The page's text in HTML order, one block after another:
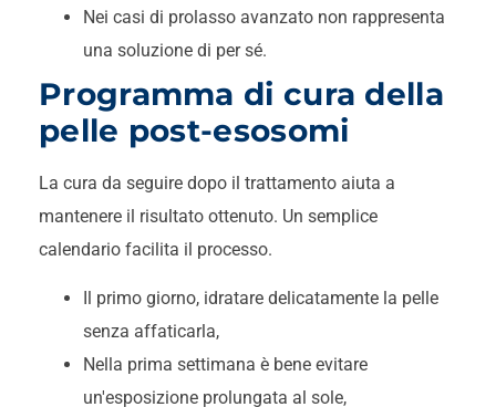
Nei casi di prolasso avanzato non rappresenta
una soluzione di per sé.
Programma di cura della
pelle post-esosomi
La cura da seguire dopo il trattamento aiuta a
mantenere il risultato ottenuto. Un semplice
calendario facilita il processo.
Il primo giorno, idratare delicatamente la pelle
senza affaticarla,
Nella prima settimana è bene evitare
un'esposizione prolungata al sole,